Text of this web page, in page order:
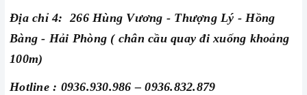
Địa chỉ 4: 266 Hùng Vương - Thượng Lý - Hồng
Bàng - Hải Phòng ( chân cầu quay đi xuống khoảng
100m)
Hotline : 0936.930.986 – 0936.832.879